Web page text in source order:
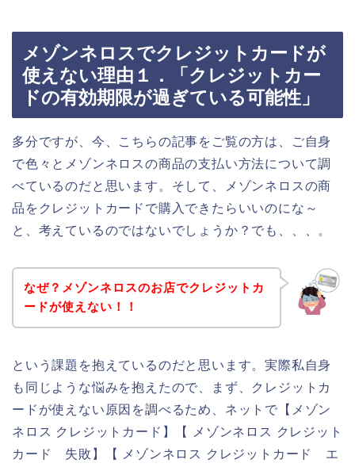
メゾンネロスでクレジットカードが
使えない理由１．「クレジットカー
ドの有効期限が過ぎている可能性」
多分ですが、今、こちらの記事をご覧の方は、ご自身
で色々とメゾンネロスの商品の支払い方法について調
べているのだと思います。そして、メゾンネロスの商
品をクレジットカードで購入できたらいいのにな～
と、考えているのではないでしょうか？でも、、、。
なぜ？メゾンネロスのお店でクレジットカ
ードが使えない！！
という課題を抱えているのだと思います。実際私自身
も同じような悩みを抱えたので、まず、クレジットカ
ードが使えない原因を調べるため、ネットで【メゾン
ネロス クレジットカード】【 メゾンネロス クレジット
カード 失敗】【 メゾンネロス クレジットカード エ